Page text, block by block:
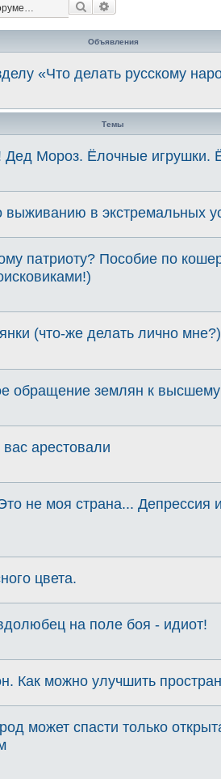
Поиск
Объявления
«Что делать русскому
Темы
Дед Мороз. Ёлочные игрушки.
выживанию в экстремальных
патриоту? Пособие по
(что-же делать лично мне?)
обращение землян к высшему
арестовали
не моя страна... Депрессия
цвета.
на поле боя - идиот!
Как можно улучшить
может спасти только